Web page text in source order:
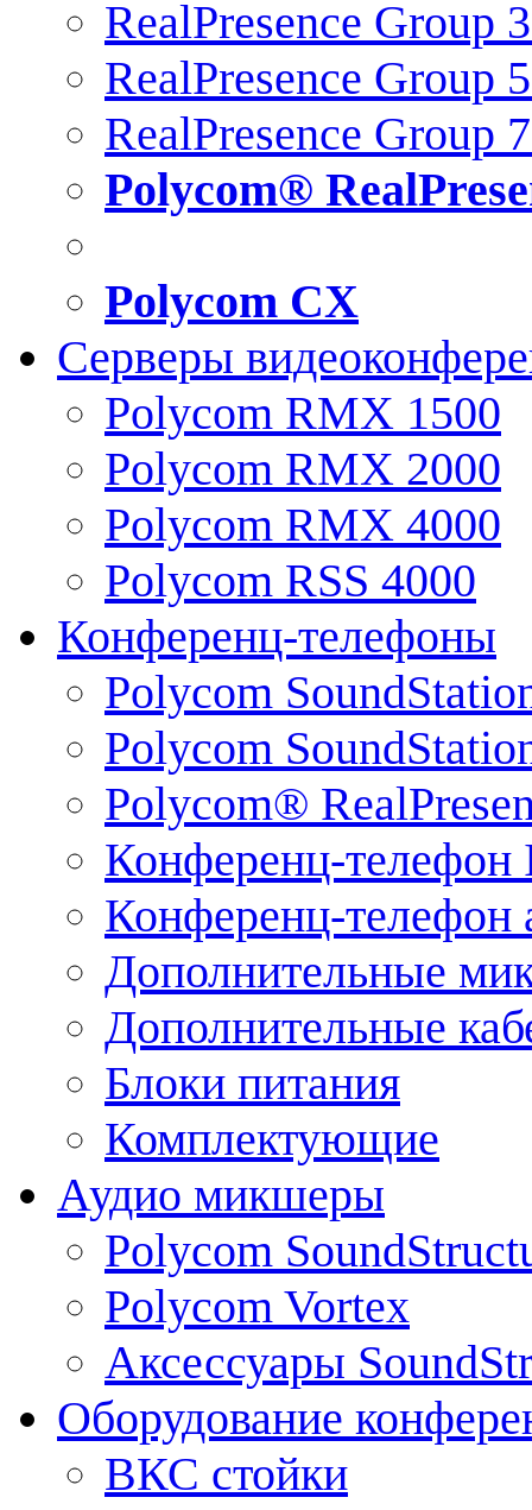
RealPresence Group
RealPresence Group
RealPresence Group
Polycom®
Polycom CX
Серверы
Polycom RMX 1500
Polycom RMX 2000
Polycom RMX 4000
Polycom RSS 4000
Конференц-телефоны
Polycom
Polycom
Polycom®
Конференц-телефон
Конференц-телефон
Дополнительные
Дополнительные
Блоки питания
Комплектующие
Аудио микшеры
Polycom
Polycom Vortex
Аксессуары
Оборудование
ВКС стойки